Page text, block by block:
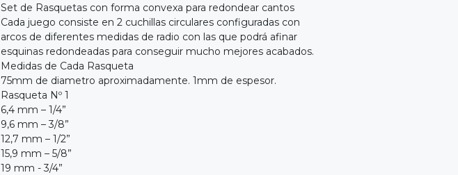
Set de Rasquetas con forma convexa para redondear cantos
Cada juego consiste en 2 cuchillas circulares configuradas con
arcos de diferentes medidas de radio con las que podrá afinar
esquinas redondeadas para conseguir mucho mejores acabados.
Medidas de Cada Rasqueta
75mm de diametro aproximadamente. 1mm de espesor.
Rasqueta Nº 1
6,4 mm – 1/4”
9,6 mm – 3/8”
12,7 mm – 1/2”
15,9 mm – 5/8”
19 mm - 3/4”